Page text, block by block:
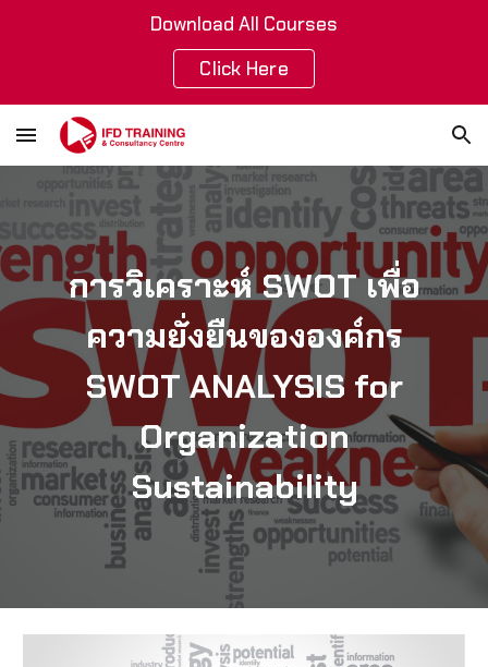
Download All Courses
Click Here
การวิเคราะห์ SWOT เพื่อ
ความยั่งยืนขององค์กร
SWOT ANALYSIS for
Organization
Sustainability